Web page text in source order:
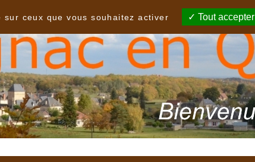
ceux que vous souhaitez activer
Tout accepter